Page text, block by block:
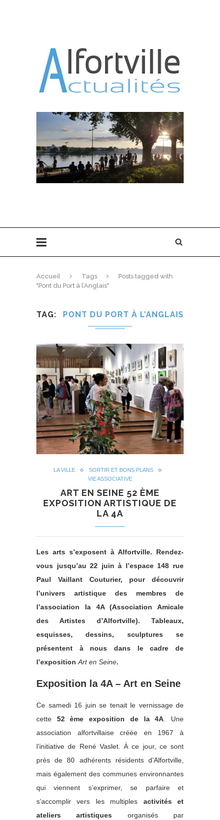
Accueil Tags
Posts tagged with
"Pont du Port à l’Anglais"
TAG PONT DU PORT À L’ANGLAIS
LA VILLE
SORTIR ET BONS PLANS
VIE ASSOCIATIVE
ART EN SEINE 52 ÈME
EXPOSITION ARTISTIQUE DE
LA 4A
Les arts s’exposent à Alfortville. Rendez-
vous jusqu’au 22 juin à l’espace 148 rue
Paul Vaillant Couturier, pour découvrir
l’univers artistique des membres de
l’association la 4A (Association Amicale
des Artistes d’Alfortville). Tableaux,
esquisses, dessins, sculptures se
présentent à nous dans le cadre de
l’expositionArt en Seine.
Exposition la 4A – Art en Seine
Ce samedi 16 juin se tenait le vernissage de
cette 52 ème exposition de la 4A. Une
association alfortvillaise créée en 1967 à
l’initiative de René Vaslet. À ce jour, ce sont
près de 80 adhérents résidents d’Alfortville,
mais également des communes environnantes
qui viennent s’exprimer, se parfaire et
s’accomplir vers les multiples activités et
ateliers artistiques organisés par